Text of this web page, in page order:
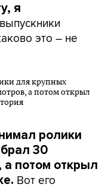
я
это – не
ролики
30
потом открыл
Вот его